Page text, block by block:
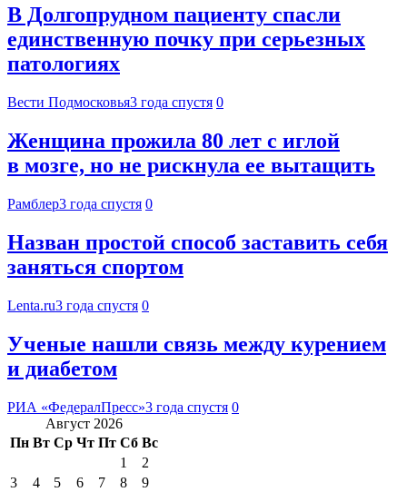
В Долгопрудном пациенту спасли
единственную почку при серьезных
патологиях
Вести Подмосковья3 года спустя 0
Женщина прожила 80 лет с иглой
в мозге, но не рискнула ее вытащить
Рамблер3 года спустя 0
Назван простой способ заставить себя
заняться спортом
Lenta.ru3 года спустя 0
Ученые нашли связь между курением
и диабетом
РИА «ФедералПресс»3 года спустя 0
Август 2026
Пн Вт Ср Чт Пт Сб Вс
1
2
3
4 5 6 7 8
9